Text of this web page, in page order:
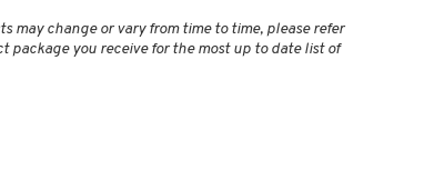
may change or vary from time to time, please refer
you receive for the most up to date list of